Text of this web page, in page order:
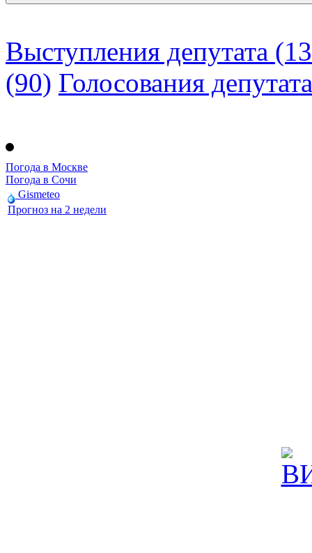
Выступления депутата
(90) Голосования депутата
Погода в Москве
Погода в Сочи
Gismeteo
Прогноз на 2 недели